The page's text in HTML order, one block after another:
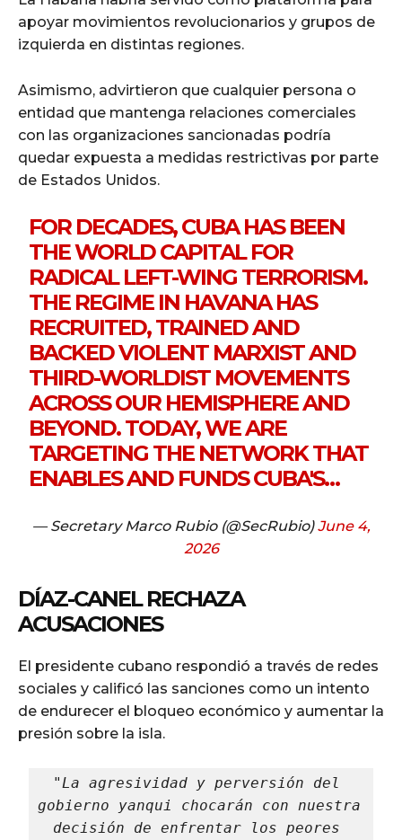
apoyar movimientos revolucionarios y grupos de
izquierda en distintas regiones.
Asimismo, advirtieron que cualquier persona o
entidad que mantenga relaciones comerciales
con las organizaciones sancionadas podría
quedar expuesta a medidas restrictivas por parte
de Estados Unidos.
FOR DECADES, CUBA HAS BEEN
THE WORLD CAPITAL FOR
RADICAL LEFT-WING TERRORISM.
THE REGIME IN HAVANA HAS
RECRUITED, TRAINED AND
BACKED VIOLENT MARXIST AND
THIRD-WORLDIST MOVEMENTS
ACROSS OUR HEMISPHERE AND
BEYOND. TODAY, WE ARE
TARGETING THE NETWORK THAT
ENABLES AND FUNDS CUBA'S…
— Secretary Marco Rubio (@SecRubio)June 4,
2026
DÍAZ-CANEL RECHAZA
ACUSACIONES
El presidente cubano respondió a través de redes
sociales y calificó las sanciones como un intento
de endurecer el bloqueo económico y aumentar la
presión sobre la isla.
"La agresividad y perversión del
gobierno yanqui chocarán con nuestra
decisión de enfrentar los peores